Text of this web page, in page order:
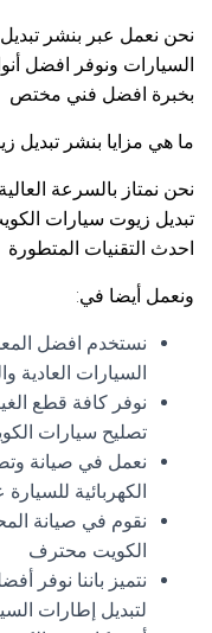
نحن نعمل عبر بنشر
السيارات ونوفر افضل
بخبرة افضل فني مختص
ما هي مزايا بنشر تبديل
نحن نمتاز بالسرعة
تبديل زيوت سيارات
احدث التقنيات المتطورة
ونعمل أيضا في:
نستخدم افضل
السيارات العادية
نوفر كافة قطع
تصليح سيارات
نعمل في صيانة
الكهربائية
نقوم في صيانة
الكويت محترف
نتميز باننا نوفر
لتبديل إطارات